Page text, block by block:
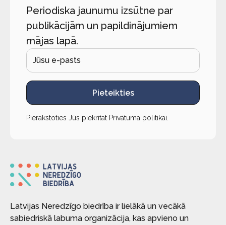
Periodiska jaunumu izsūtne par
publikācijām un papildinājumiem
mājas lapā.
Pieteikties
Pierakstoties Jūs piekrītat Privātuma politikai
Latvijas Neredzīgo biedrība ir lielākā un vecākā
sabiedriskā labuma organizācija, kas apvieno un